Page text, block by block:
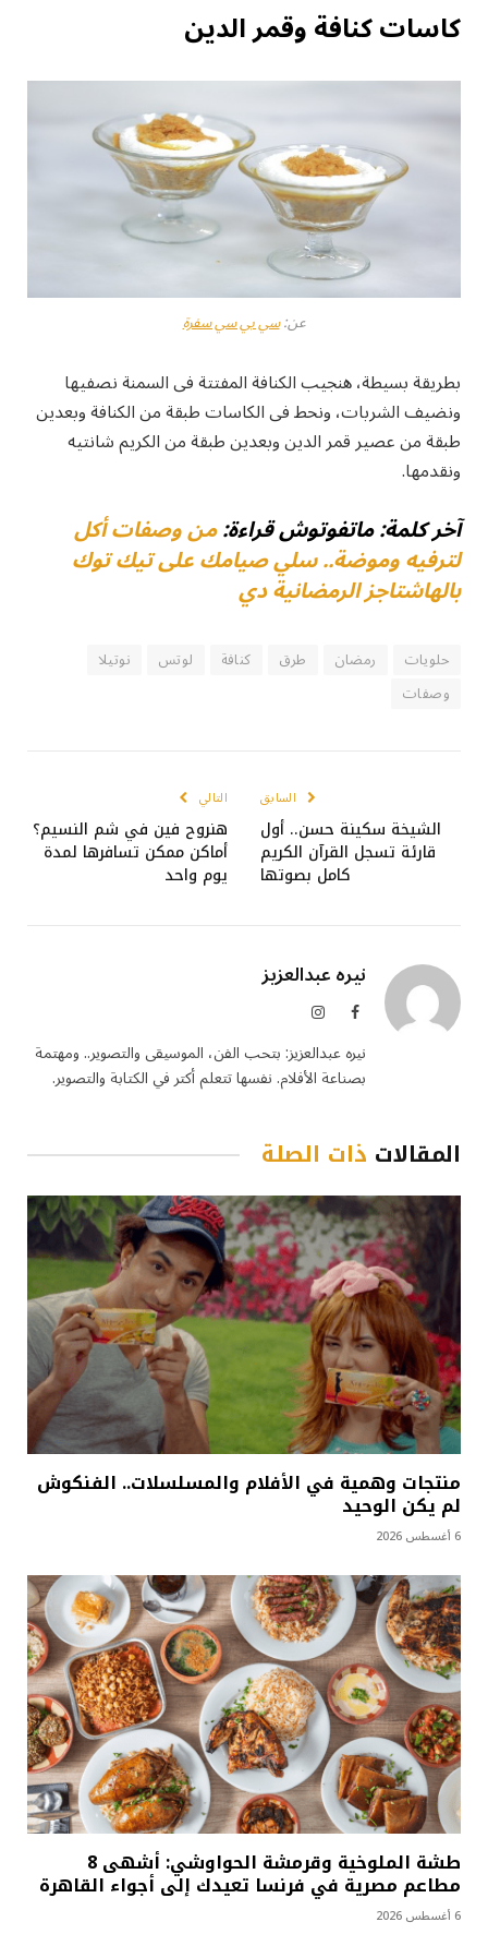
كاسات كنافة وقمر الدين
عن:سي بي سي سفرة
بطريقة بسيطة، هنجيب الكنافة المفتتة فى السمنة نصفيها
ونضيف الشربات، ونحط فى الكاسات طبقة من الكنافة وبعدين
طبقة من عصير قمر الدين وبعدين طبقة من الكريم شانتيه
ونقدمها.
آخر كلمة: ماتفوتوش قراءة:من وصفات أكل
لترفيه وموضة.. سلي صيامك على تيك توك
بالهاشتاجز الرمضانية دي
حلويات رمضان طرق كنافة لوتس
نوتيلا
وصفات
السابق
الشيخة سكينة حسن.. أول
قارئة تسجل القرآن الكريم
كامل بصوتها
التالي
هنروح فين في شم النسيم؟
أماكن ممكن تسافرها لمدة
يوم واحد
نيره عبدالعزيز
فيسبوكالانستغرام
نيره عبدالعزيز: بتحب الفن، الموسيقى والتصوير.. ومهتمة
بصناعة الأفلام. نفسها تتعلم أكتر في الكتابة والتصوير.
المقالات ذات الصلة
منتجات وهمية في الأفلام والمسلسلات.. الفنكوش
لم يكن الوحيد
6 أغسطس 2026
طشة الملوخية وقرمشة الحواوشي: أشهى 8
مطاعم مصرية في فرنسا تعيدك إلى أجواء القاهرة
6 أغسطس 2026